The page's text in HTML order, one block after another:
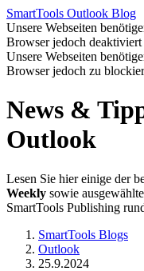
SmartTools Outlook Blog
Unsere Webseiten
Browser jedoch deaktiviert
Unsere Webseiten
Browser jedoch zu
News &
Outlook
Lesen Sie hier einige der
Weekly sowie
SmartTools Publishing
SmartTools Blogs
Outlook
25.9.2024